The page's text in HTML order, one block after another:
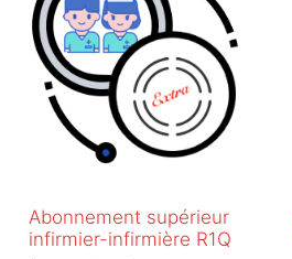
Abonnement supérieur
infirmier-infirmière R1Q